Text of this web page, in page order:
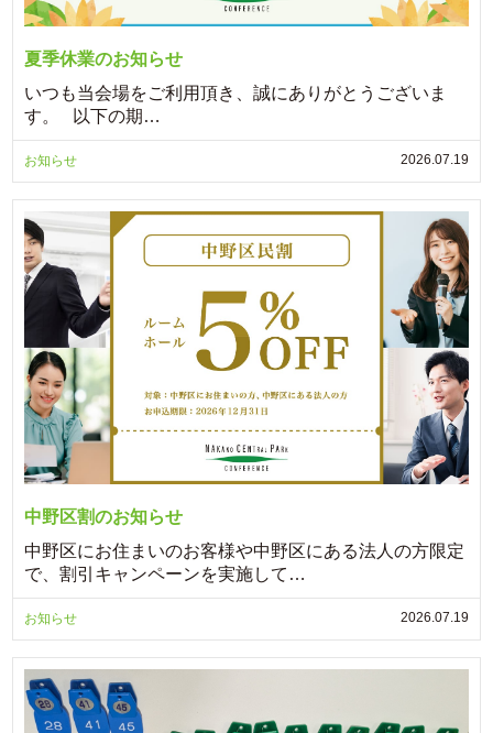
夏季休業のお知らせ
いつも当会場をご利用頂き、誠にありがとうございま
す。 以下の期…
お知らせ 2026.07.19
中野区割のお知らせ
中野区にお住まいのお客様や中野区にある法人の方限定
で、割引キャンペーンを実施して…
お知らせ 2026.07.19